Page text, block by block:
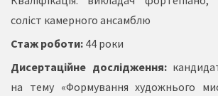
соліст камерного ансамблю
Стаж роботи: 44 роки
Дисертаційне дослідження:
на тему «Формування художнього